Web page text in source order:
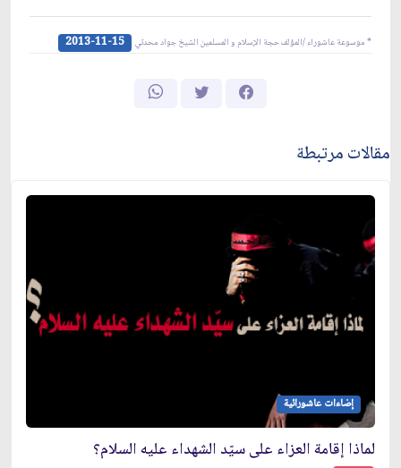
* موسوعة عاشوراء /المؤلف حجة الإسلام و المسلمين الشيخ جواد محدثي 2013-11-15
مقالات مرتبطة
إضاءات عاشورائية
لماذا إقامة العزاء على سيّد الشهداء عليه السلام؟